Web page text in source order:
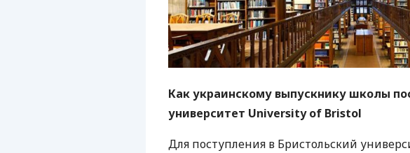
Как украинскому выпускнику школы
университет University of Bristol
Для поступления в Бристольский